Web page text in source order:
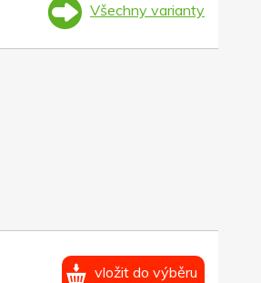
Všechny varianty
vložit do výběru